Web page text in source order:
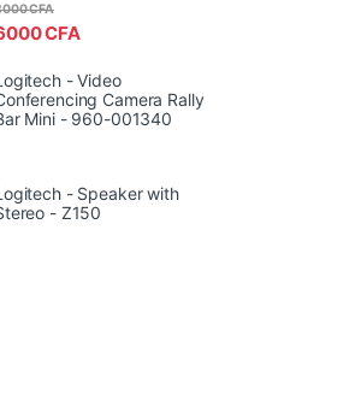
CFA
CFA
- Video
Camera Rally
Mini - 960-001340
- Speaker with
- Z150